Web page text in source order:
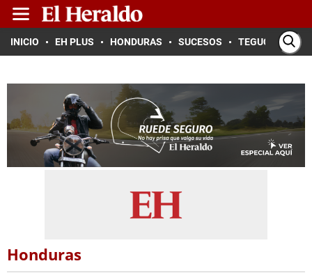
INICIO EH PLUS HONDURAS SUCESOS TEGUCIGALPA
Honduras